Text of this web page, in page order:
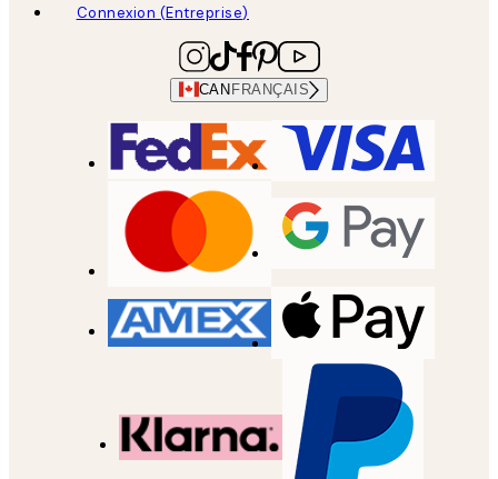
Connexion (Entreprise)
CAN FRANÇAIS